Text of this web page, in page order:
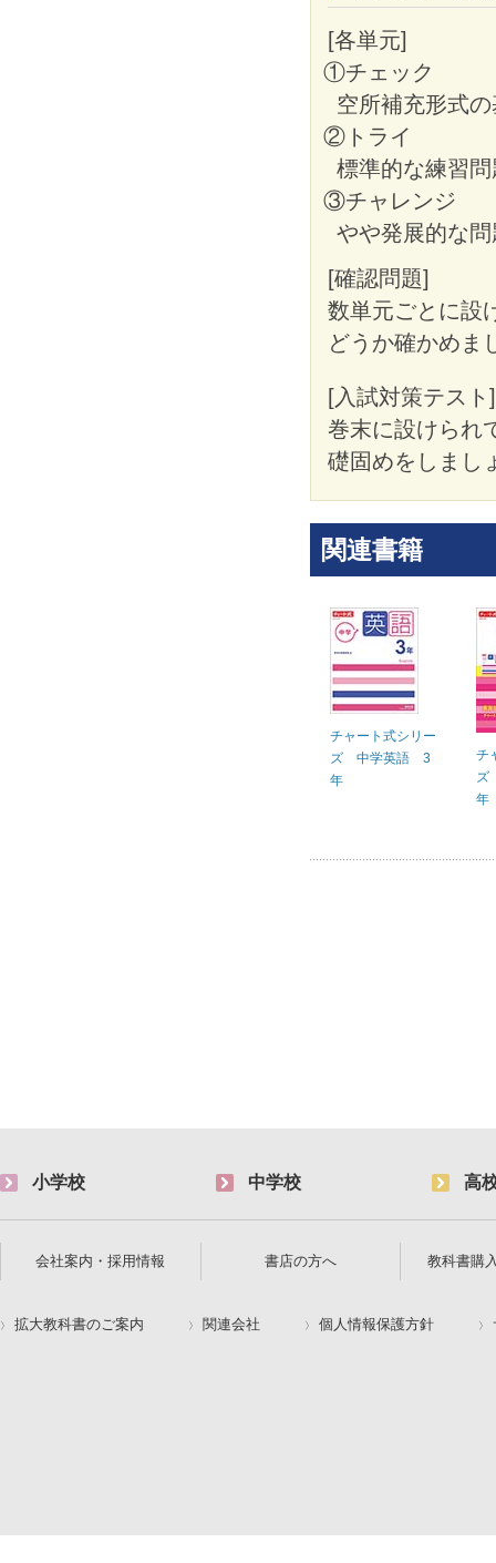
[各単元]
①チェック
空所補充形式
②トライ
標準的な練習
③チャレンジ
やや発展的な
[確認問題]
数単元ごとに設
どうか確かめま
[入試対策テスト]
巻末に設けられ
礎固めをしまし
関連書籍
チャート式シリー
ズ 中学英語 3
年
チ
ズ
年
小学校 中学校 高
会社案内・採用情報 書店の方へ 教科書購
拡大教科書のご案内 関連会社 個人情報保護方針